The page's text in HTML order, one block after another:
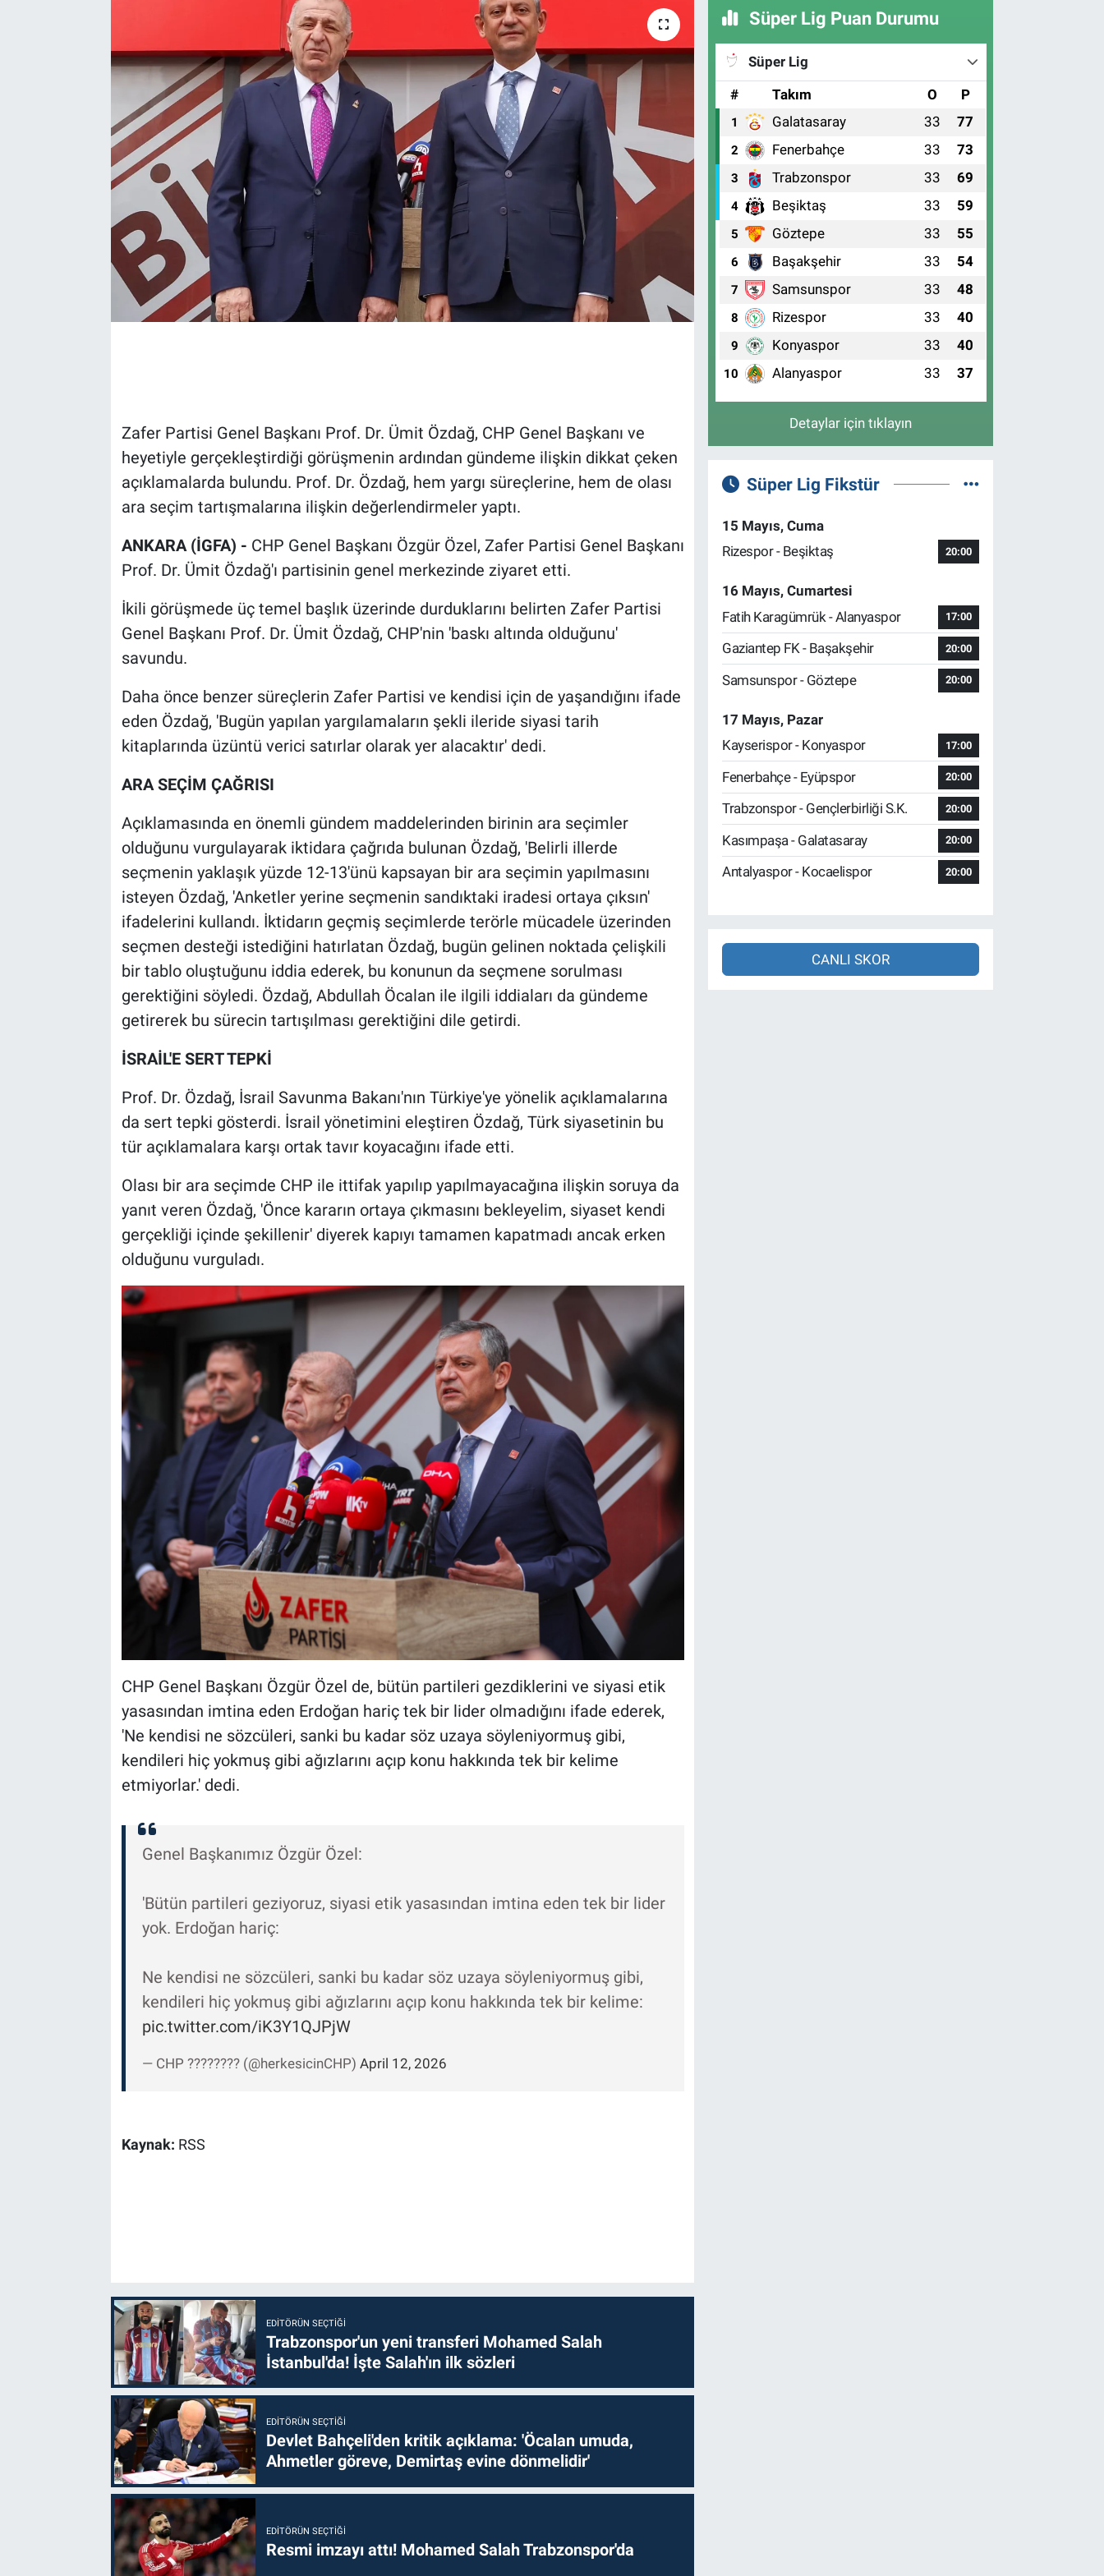
Zafer Partisi Genel Başkanı Prof. Dr. Ümit Özdağ, CHP Genel Başkanı ve
heyetiyle gerçekleştirdiği görüşmenin ardından gündeme ilişkin dikkat çeken
açıklamalarda bulundu. Prof. Dr. Özdağ, hem yargı süreçlerine, hem de olası
ara seçim tartışmalarına ilişkin değerlendirmeler yaptı.
ANKARA (İGFA) - CHP Genel Başkanı Özgür Özel, Zafer Partisi Genel Başkanı
Prof. Dr. Ümit Özdağ'ı partisinin genel merkezinde ziyaret etti.
İkili görüşmede üç temel başlık üzerinde durduklarını belirten Zafer Partisi
Genel Başkanı Prof. Dr. Ümit Özdağ, CHP'nin 'baskı altında olduğunu'
savundu.
Daha önce benzer süreçlerin Zafer Partisi ve kendisi için de yaşandığını ifade
eden Özdağ, 'Bugün yapılan yargılamaların şekli ileride siyasi tarih
kitaplarında üzüntü verici satırlar olarak yer alacaktır' dedi.
ARA SEÇİM ÇAĞRISI
Açıklamasında en önemli gündem maddelerinden birinin ara seçimler
olduğunu vurgulayarak iktidara çağrıda bulunan Özdağ, 'Belirli illerde
seçmenin yaklaşık yüzde 12-13'ünü kapsayan bir ara seçimin yapılmasını
isteyen Özdağ, 'Anketler yerine seçmenin sandıktaki iradesi ortaya çıksın'
ifadelerini kullandı. İktidarın geçmiş seçimlerde terörle mücadele üzerinden
seçmen desteği istediğini hatırlatan Özdağ, bugün gelinen noktada çelişkili
bir tablo oluştuğunu iddia ederek, bu konunun da seçmene sorulması
gerektiğini söyledi. Özdağ, Abdullah Öcalan ile ilgili iddiaları da gündeme
getirerek bu sürecin tartışılması gerektiğini dile getirdi.
İSRAİL'E SERT TEPKİ
Prof. Dr. Özdağ, İsrail Savunma Bakanı'nın Türkiye'ye yönelik açıklamalarına
da sert tepki gösterdi. İsrail yönetimini eleştiren Özdağ, Türk siyasetinin bu
tür açıklamalara karşı ortak tavır koyacağını ifade etti.
Olası bir ara seçimde CHP ile ittifak yapılıp yapılmayacağına ilişkin soruya da
yanıt veren Özdağ, 'Önce kararın ortaya çıkmasını bekleyelim, siyaset kendi
gerçekliği içinde şekillenir' diyerek kapıyı tamamen kapatmadı ancak erken
olduğunu vurguladı.
CHP Genel Başkanı Özgür Özel de, bütün partileri gezdiklerini ve siyasi etik
yasasından imtina eden Erdoğan hariç tek bir lider olmadığını ifade ederek,
'Ne kendisi ne sözcüleri, sanki bu kadar söz uzaya söyleniyormuş gibi,
kendileri hiç yokmuş gibi ağızlarını açıp konu hakkında tek bir kelime
etmiyorlar.' dedi.
Genel Başkanımız Özgür Özel:
'Bütün partileri geziyoruz, siyasi etik yasasından imtina eden tek bir lider
yok. Erdoğan hariç:
Ne kendisi ne sözcüleri, sanki bu kadar söz uzaya söyleniyormuş gibi,
kendileri hiç yokmuş gibi ağızlarını açıp konu hakkında tek bir kelime:
pic.twitter.com/iK3Y1QJPjW
— CHP ???????? (@herkesicinCHP) April 12, 2026
Kaynak: RSS
EDITÖRÜN SEÇTIĞI
Trabzonspor'un yeni transferi Mohamed Salah
İstanbul'da! İşte Salah'ın ilk sözleri
EDITÖRÜN SEÇTIĞI
Devlet Bahçeli'den kritik açıklama: 'Öcalan umuda,
Ahmetler göreve, Demirtaş evine dönmelidir'
EDITÖRÜN SEÇTIĞI
Resmi imzayı attı! Mohamed Salah Trabzonspor'da
Süper Lig Puan Durumu
Süper Lig
#
Takım O P
1 Galatasaray 33 77
2 Fenerbahçe 33 73
3 Trabzonspor 33 69
4 Beşiktaş 33 59
5 Göztepe 33 55
6 Başakşehir 33 54
7 Samsunspor 33 48
8 Rizespor 33 40
9 Konyaspor 33 40
10 Alanyaspor 33 37
Detaylar için tıklayın
Süper Lig Fikstür
15 Mayıs, Cuma
Rizespor - Beşiktaş
20:00
16 Mayıs, Cumartesi
Fatih Karagümrük - Alanyaspor
17:00
Gaziantep FK - Başakşehir 20:00
Samsunspor - Göztepe 20:00
17 Mayıs, Pazar
Kayserispor - Konyaspor
17:00
Fenerbahçe - Eyüpspor 20:00
Trabzonspor - Gençlerbirliği S.K. 20:00
Kasımpaşa - Galatasaray 20:00
Antalyaspor - Kocaelispor 20:00
CANLI SKOR